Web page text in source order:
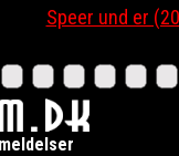
Speer und er (2005)